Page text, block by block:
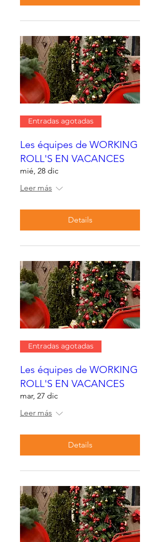
Entradas agotadas
Les équipes de WORKING
ROLL'S EN VACANCES
mié, 28 dic
Leer más
Details
Entradas agotadas
Les équipes de WORKING
ROLL'S EN VACANCES
mar, 27 dic
Leer más
Details